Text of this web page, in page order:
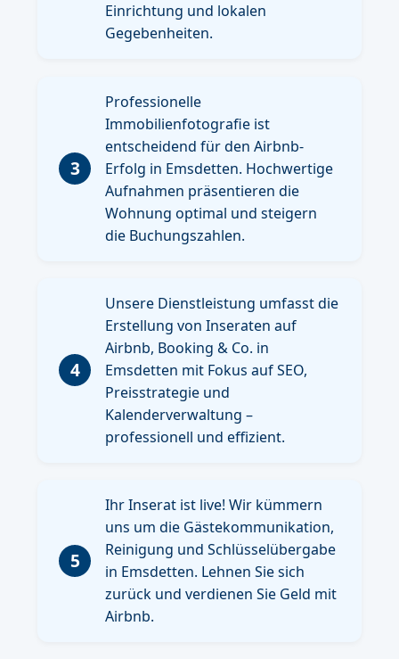
Einrichtung und lokalen
Gegebenheiten.
3
Professionelle
Immobilienfotografie ist
entscheidend für den Airbnb-
Erfolg in Emsdetten. Hochwertige
Aufnahmen präsentieren die
Wohnung optimal und steigern
die Buchungszahlen.
4
Unsere Dienstleistung umfasst die
Erstellung von Inseraten auf
Airbnb, Booking & Co. in
Emsdetten mit Fokus auf SEO,
Preisstrategie und
Kalenderverwaltung –
professionell und effizient.
5
Ihr Inserat ist live! Wir kümmern
uns um die Gästekommunikation,
Reinigung und Schlüsselübergabe
in Emsdetten. Lehnen Sie sich
zurück und verdienen Sie Geld mit
Airbnb.